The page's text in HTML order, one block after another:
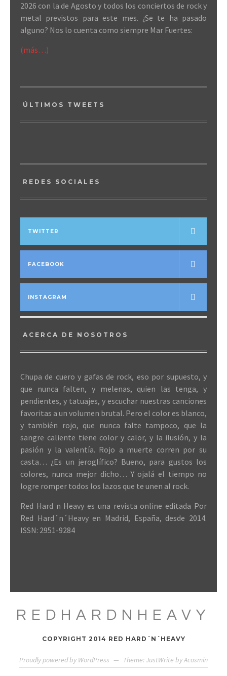
2026 con la de Agosto y todos los conciertos de rock y
metal previstos para este mes. ¿Se te ha pasado
alguno? Nos lo cuenta como siempre Mar Fuertes:
(más…)
ÚLTIMOS TWEETS
REDES SOCIALES
TWITTER
FACEBOOK
INSTAGRAM
ACERCA DE NOSOTROS
Chupa de cuero y gafas de rock, eso por supuesto, y
que nunca falten, y melenas, quien las tenga, y
pendientes, y tatuajes, y escuchar nuestras canciones
favoritas a un volumen brutal. Pero el color es blanco,
y también rojo, que nunca falte tampoco, que la
sangre caliente tiene color y calor, y la ilusión, y la
pasión y la valentía. Rojo a muerte corren por su
casta… ¿Es un jeroglífico? Bueno, para gustos los
colores, nunca mejor dicho… Y ojalá el tiempo no
logre romper todos los lazos que te unen al rock.
Red Hard n Heavy es una revista online editada Por
Red Hard´n´Heavy en Madrid, España, desde 2014.
ISSN: 2951-9284
REDHARDNHEAVY
COPYRIGHT 2014 RED HARD´N´HEAVY
Proudly powered by WordPress — Theme: JustWrite byAcosmin